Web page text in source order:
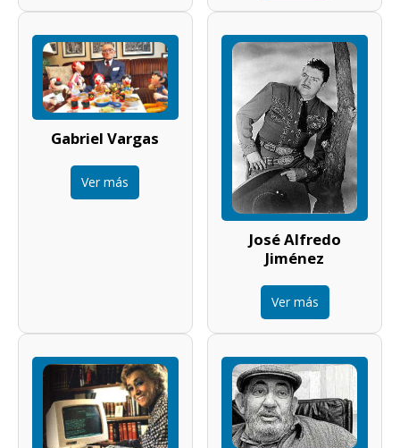
Gabriel Vargas
Ver más
José Alfredo
Jiménez
Ver más